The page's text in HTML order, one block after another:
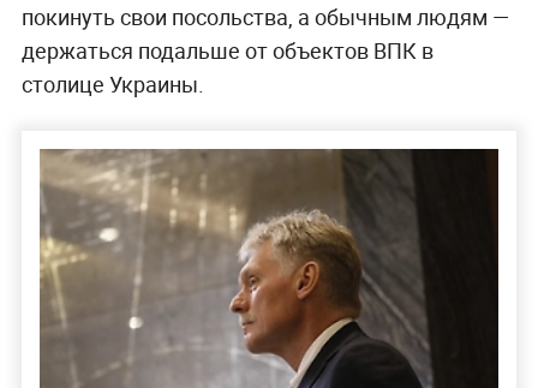
покинуть свои посольства, а обычным людям —
держаться подальше от объектов ВПК в
столице Украины.